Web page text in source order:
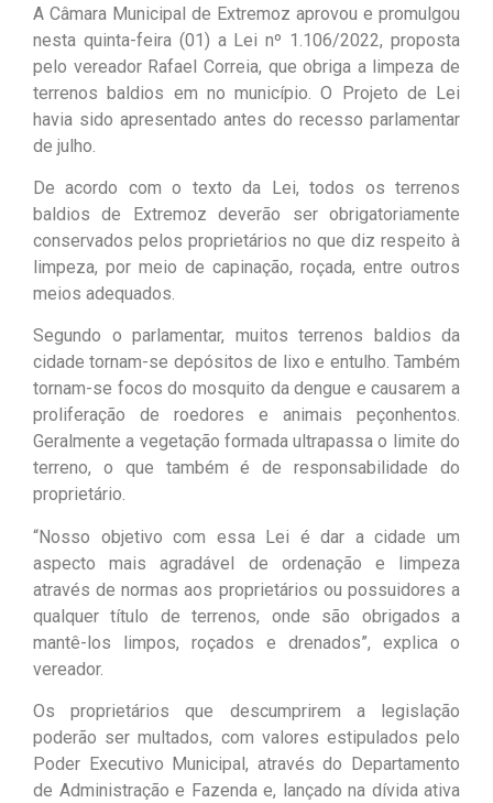
A Câmara Municipal de Extremoz aprovou e promulgou
nesta quinta-feira (01) a Lei nº 1.106/2022, proposta
pelo vereador Rafael Correia, que obriga a limpeza de
terrenos baldios em no município. O Projeto de Lei
havia sido apresentado antes do recesso parlamentar
de julho.
De acordo com o texto da Lei, todos os terrenos
baldios de Extremoz deverão ser obrigatoriamente
conservados pelos proprietários no que diz respeito à
limpeza, por meio de capinação, roçada, entre outros
meios adequados.
Segundo o parlamentar, muitos terrenos baldios da
cidade tornam-se depósitos de lixo e entulho. Também
tornam-se focos do mosquito da dengue e causarem a
proliferação de roedores e animais peçonhentos.
Geralmente a vegetação formada ultrapassa o limite do
terreno, o que também é de responsabilidade do
proprietário.
“Nosso objetivo com essa Lei é dar a cidade um
aspecto mais agradável de ordenação e limpeza
através de normas aos proprietários ou possuidores a
qualquer título de terrenos, onde são obrigados a
mantê-los limpos, roçados e drenados”, explica o
vereador.
Os proprietários que descumprirem a legislação
poderão ser multados, com valores estipulados pelo
Poder Executivo Municipal, através do Departamento
de Administração e Fazenda e, lançado na dívida ativa